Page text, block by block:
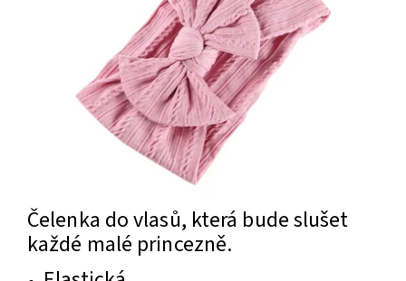
Čelenka do vlasů, která bude slušet
každé malé princezně.